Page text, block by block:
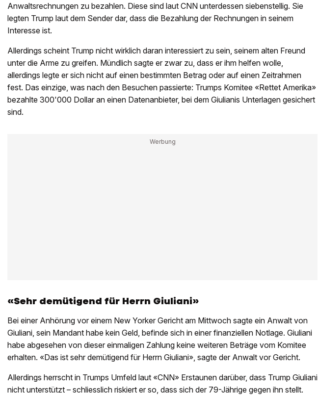
Anwaltsrechnungen zu bezahlen. Diese sind laut CNN unterdessen siebenstellig. Sie
legten Trump laut dem Sender dar, dass die Bezahlung der Rechnungen in seinem
Interesse ist.
Allerdings scheint Trump nicht wirklich daran interessiert zu sein, seinem alten Freund
unter die Arme zu greifen. Mündlich sagte er zwar zu, dass er ihm helfen wolle,
allerdings legte er sich nicht auf einen bestimmten Betrag oder auf einen Zeitrahmen
fest. Das einzige, was nach den Besuchen passierte: Trumps Komitee «Rettet Amerika»
bezahlte 300'000 Dollar an einen Datenanbieter, bei dem Giulianis Unterlagen gesichert
sind.
«Sehr demütigend für Herrn Giuliani»
Bei einer Anhörung vor einem New Yorker Gericht am Mittwoch sagte ein Anwalt von
Giuliani, sein Mandant habe kein Geld, befinde sich in einer finanziellen Notlage. Giuliani
habe abgesehen von dieser einmaligen Zahlung keine weiteren Beträge vom Komitee
erhalten. «Das ist sehr demütigend für Herrn Giuliani», sagte der Anwalt vor Gericht.
Allerdings herrscht in Trumps Umfeld laut «CNN» Erstaunen darüber, dass Trump Giuliani
nicht unterstützt – schliesslich riskiert er so, dass sich der 79-Jährige gegen ihn stellt.